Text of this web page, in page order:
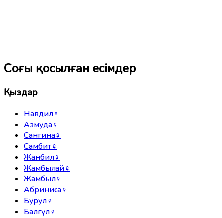
Соңғы қосылған есімдер
Қыздар
Навдил♀
Азмуда♀
Сангина♀
Самбит♀
Жанбил♀
Жамбылай♀
Жамбыл♀
Абриниса♀
Бурул♀
Балгүл♀